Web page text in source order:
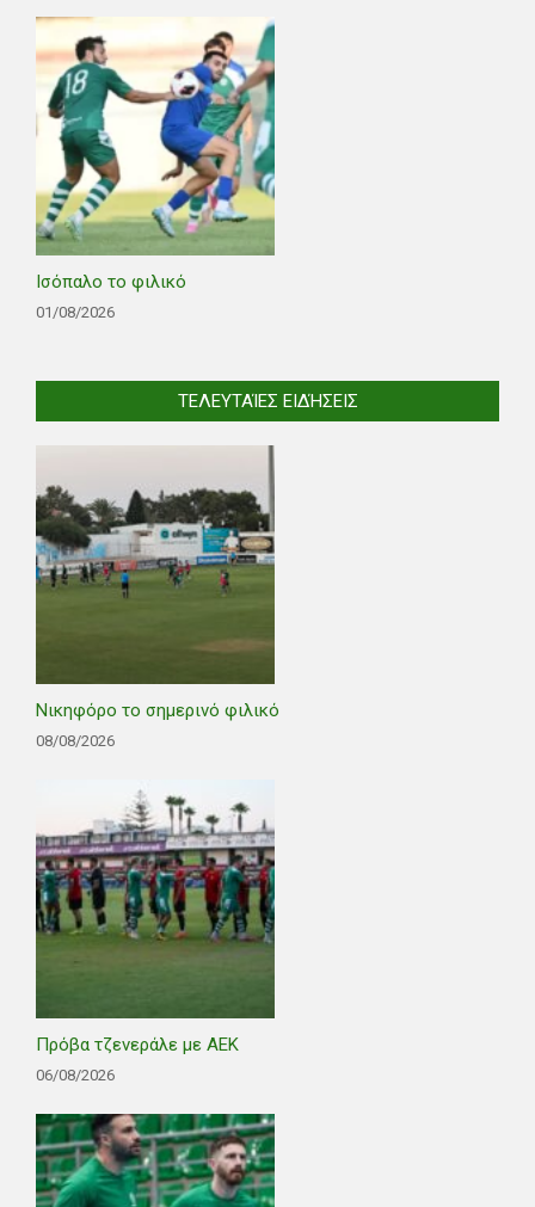
Ισόπαλο το φιλικό
01/08/2026
ΤΕΛΕΥΤΑΊΕΣ ΕΙΔΉΣΕΙΣ
Νικηφόρο το σημερινό φιλικό
08/08/2026
Πρόβα τζενεράλε με ΑΕΚ
06/08/2026